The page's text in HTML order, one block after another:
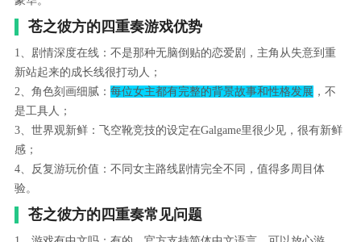
苍之彼方的四重奏游戏优势
1、剧情深度在线：不是那种无脑倒贴的恋爱剧，主角从失意到重
新站起来的成长线很打动人；
2、角色刻画细腻： 每位女主都有完整的背景故事和性格发展 ，不
是工具人；
3、世界观新鲜：飞空靴竞技的设定在Galgame里很少见，很有新鲜
感；
4、反复游玩价值：不同女主路线剧情完全不同，值得多周目体
验。
苍之彼方的四重奏常见问题